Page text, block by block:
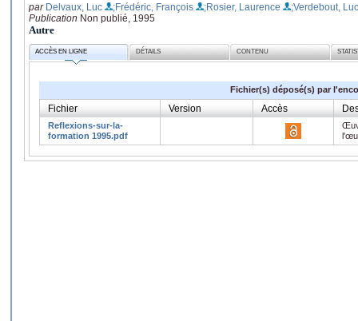
par Delvaux, Luc ;Frédéric, François ;Rosier, Laurence
;Verdebout, Luc
Publication Non publié, 1995
Autre
ACCÈS EN LIGNE DÉTAILS CONTENU
Fichier(s) déposé(s) par
Fichier Version Accès
Reflexions-sur-la-
formation 1995.pdf